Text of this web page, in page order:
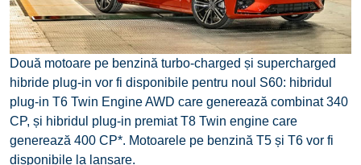
Două motoare pe benzină turbo-charged și supercharged
hibride plug-in vor fi disponibile pentru noul S60: hibridul
plug-in T6 Twin Engine AWD care generează combinat 340
CP, și hibridul plug-in premiat T8 Twin engine care
generează 400 CP*. Motoarele pe benzină T5 și T6 vor fi
disponibile la lansare.